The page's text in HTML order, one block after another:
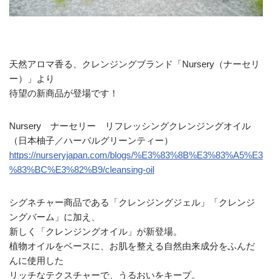
天然アロマ香る、クレンジングブランド「Nursery（ナーセリ
ー）」より
待望の新商品が登場です！
Nursery ナーセリー リフレッシングクレンジングオイル
（日本柚子／ハーバルグリーンティー）
https://nurseryjapan.com/blogs/%E3%83%8B%E3%83%A5%E3
%83%BC%E3%82%B9/cleansing-oil
シグネチャー商品である「クレンジングジェル」「クレンジ
ングバーム」に加え、
新しく「クレンジングオイル」が新登場。
植物オイルをベースに、お肌を整える自然由来成分をふんだ
んに使用した
リッチなテクスチャーで、うるおいをキープ。